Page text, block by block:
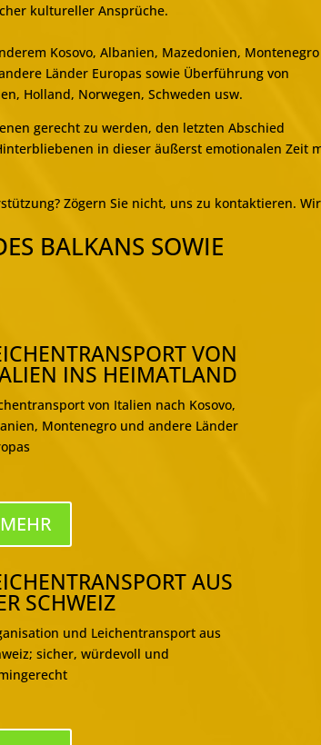
kultureller Ansprüche.
Kosovo, Albanien, Mazedonien, Montenegro
Länder Europas sowie Überführung von
Holland, Norwegen, Schweden usw.
gerecht zu werden, den letzten Abschied
in dieser äußerst emotionalen Zeit
Zögern Sie nicht, uns zu kontaktieren. Wir
BALKANS SOWIE
VON
INS HEIMATLAND
von Italien nach Kosovo,
Montenegro und andere Länder
MEHR
AUS
SCHWEIZ
und Leichentransport aus
sicher, würdevoll und